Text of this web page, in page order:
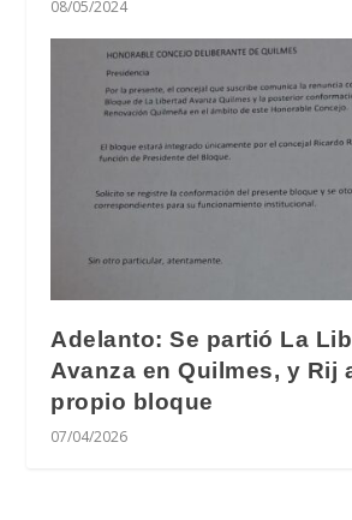
08/05/2024
Adelanto: Se partió La
Avanza en Quilmes, y Rij
propio bloque
07/04/2026